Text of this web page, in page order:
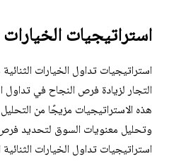
استراتيجيات الخيارات
استراتيجيات تداول الخيارات
التجار لزيادة فرص النجاح في تداول
هذه الاستراتيجيات مزيجًا من
وتحليل معنويات السوق لتحديد
استراتيجيات تداول الخيارات